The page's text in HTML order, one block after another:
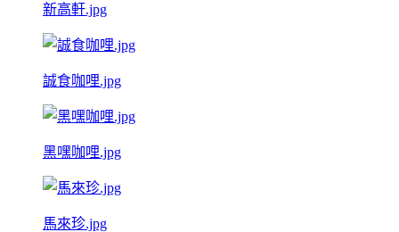
新高軒.jpg
誠食咖哩.jpg
黑嘿咖哩.jpg
馬來珍.jpg